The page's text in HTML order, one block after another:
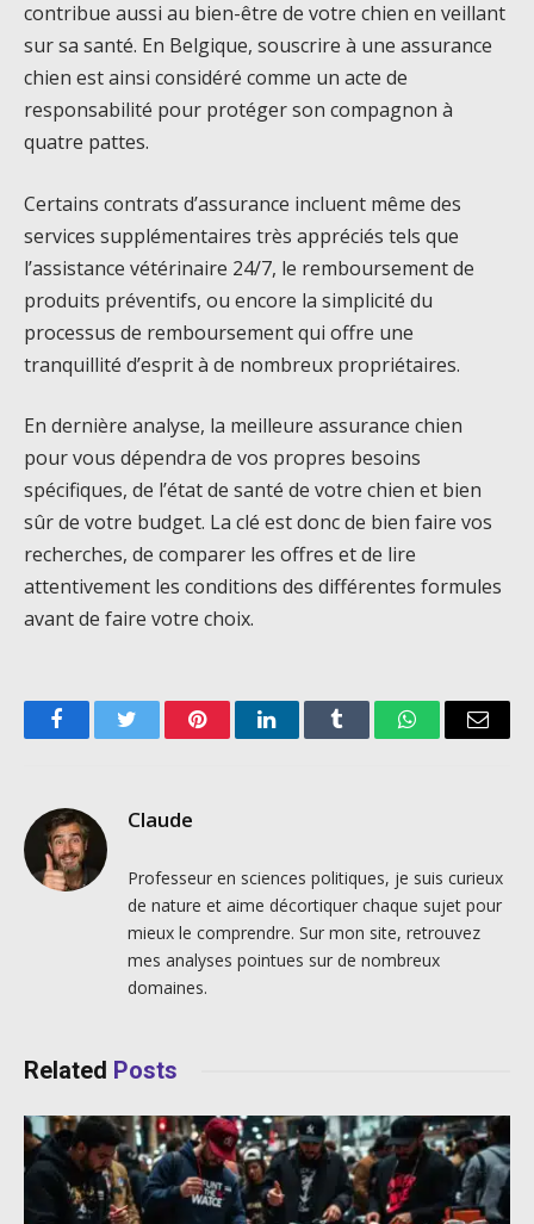
contribue aussi au bien-être de votre chien en veillant
sur sa santé. En Belgique, souscrire à une assurance
chien est ainsi considéré comme un acte de
responsabilité pour protéger son compagnon à
quatre pattes.
Certains contrats d’assurance incluent même des
services supplémentaires très appréciés tels que
l’assistance vétérinaire 24/7, le remboursement de
produits préventifs, ou encore la simplicité du
processus de remboursement qui offre une
tranquillité d’esprit à de nombreux propriétaires.
En dernière analyse, la meilleure assurance chien
pour vous dépendra de vos propres besoins
spécifiques, de l’état de santé de votre chien et bien
sûr de votre budget. La clé est donc de bien faire vos
recherches, de comparer les offres et de lire
attentivement les conditions des différentes formules
avant de faire votre choix.
FacebookTwitter PinterestLinkedInTumblr WhatsAppEmail
Claude
Professeur en sciences politiques, je suis curieux
de nature et aime décortiquer chaque sujet pour
mieux le comprendre. Sur mon site, retrouvez
mes analyses pointues sur de nombreux
domaines.
Related Posts